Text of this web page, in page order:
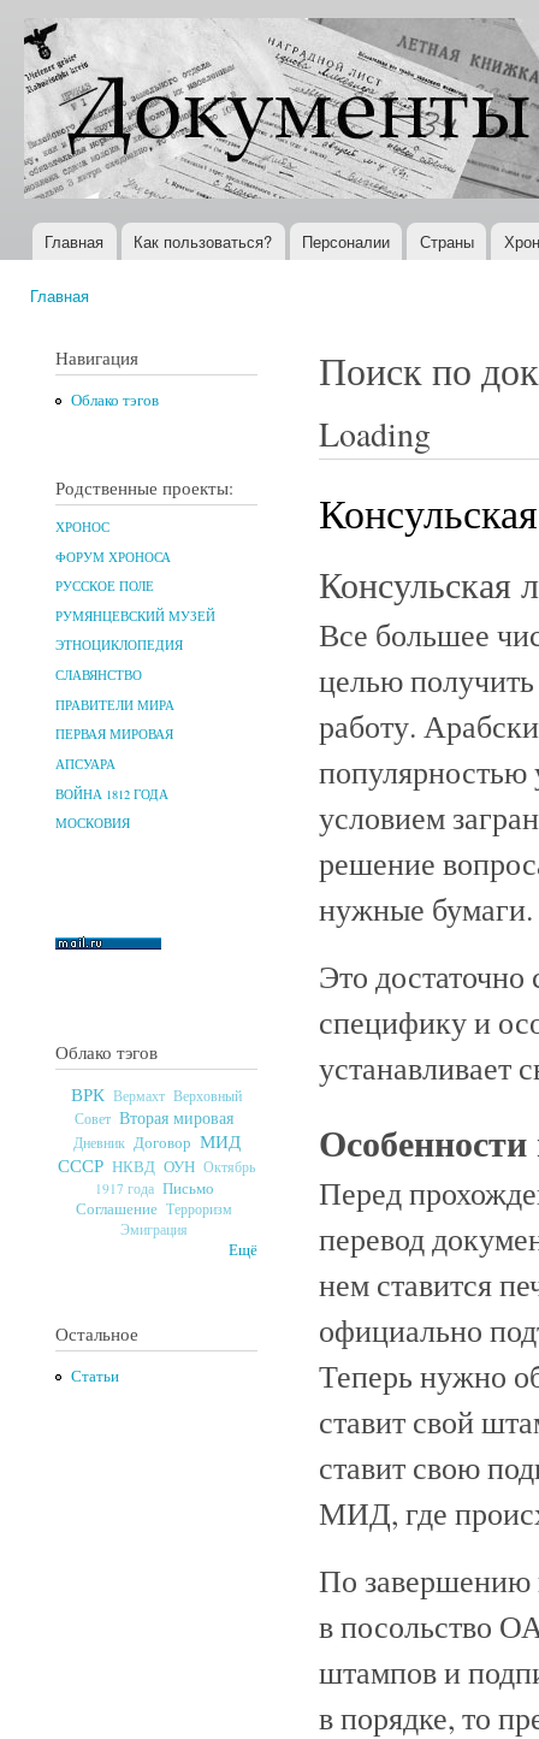
Документы
XX века
Всемирная
история в
Интернете
Главное меню
Главная Как пользоваться? Персоналии Страны
Главная
Навигация
Облако тэгов
Родственные проекты:
ХРОНОС
ФОРУМ ХРОНОСА
РУССКОЕ ПОЛЕ
РУМЯНЦЕВСКИЙ МУЗЕЙ
ЭТНОЦИКЛОПЕДИЯ
СЛАВЯНСТВО
ПРАВИТЕЛИ МИРА
ПЕРВАЯ МИРОВАЯ
АПСУАРА
ВОЙНА 1812 ГОДА
МОСКОВИЯ
Облако тэгов
ВРК Вермахт Верховный
Совет Вторая мировая
Дневник Договор МИД
СССР НКВД ОУН Октябрь
1917 года Письмо
Соглашение Терроризм
Эмиграция
Ещё
Остальное
Статьи
Поиск по
Loading
Консульская
Все большее
целью
работу.
условием
решение
нужные бумаги.
Это
специфику и
устанавливает
Перед
перевод
нем ставится
официально
Теперь нужно
ставит свой
ставит свою
МИД, где
По завершению
в посольство
штампов и
в порядке, то